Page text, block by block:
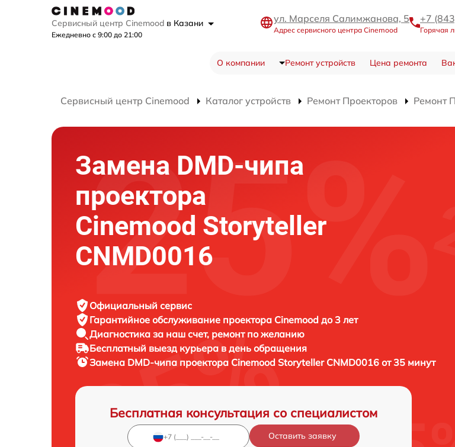
Сервисный центр Cinemood в Казани
Ежедневно с 9:00 до 21:00
ул. Марселя Салимжанова, 5
Адрес сервисного центра Cinemood
+7
Горячая
О компании Ремонт устройств Цена ремонта
Сервисный центр Cinemood Каталог устройств Ремонт Проекторов Ремонт
Замена DMD-чипа
проектора
Cinemood Storyteller
CNMD0016
Официальный сервис
Гарантийное обслуживание проектора Cinemood до 3 лет
Диагностика за наш счет, ремонт по желанию
Бесплатный выезд курьера в день обращения
Замена DMD-чипа проектора Cinemood Storyteller CNMD0016 от 35 минут
Бесплатная консультация со специалистом
Оставить заявку